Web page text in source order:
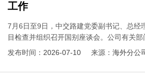
工作
7月6日至9日，中交路建党委副书记、总经
目检查并组织召开国别座谈会。公司有关部
发布时间： 2026-07-10 来源： 海外分公